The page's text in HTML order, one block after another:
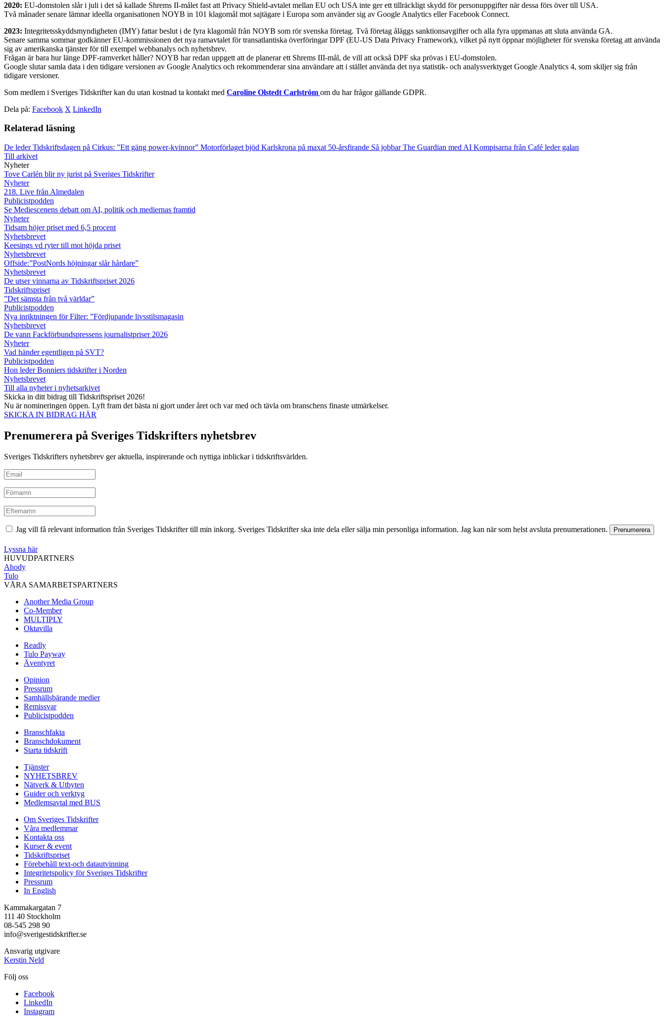
2020: EU-domstolen slår i juli i det så kallade Shrems II-målet fast att Privacy Shield-avtalet mellan EU och USA inte ger ett tillräckligt skydd för personuppgifter när dessa förs över till USA.
Två månader senare lämnar ideella organisationen NOYB in 101 klagomål mot sajtägare i Europa som använder sig av Google Analytics eller Facebook Connect.
2023: Integritetsskyddsmyndigheten (IMY) fattar beslut i de fyra klagomål från NOYB som rör svenska företag. Två företag åläggs sanktionsavgifter och alla fyra uppmanas att sluta använda GA.
Senare samma sommar godkänner EU-kommissionen det nya ramavtalet för transatlantiska överföringar DPF (EU-US Data Privacy Framework), vilket på nytt öppnar möjligheter för svenska företag att använda
sig av amerikanska tjänster för till exempel webbanalys och nyhetsbrev.
Frågan är bara hur länge DPF-ramverket håller? NOYB har redan uppgett att de planerar ett Shrems III-mål, de vill att också DPF ska prövas i EU-domstolen.
Google slutar samla data i den tidigare versionen av Google Analytics och rekommenderar sina användare att i stället använda det nya statistik- och analysverktyget Google Analytics 4, som skiljer sig från
tidigare versioner.
Som medlem i Sveriges Tidskrifter kan du utan kostnad ta kontakt med Caroline Olstedt Carlström om du har frågor gällande GDPR.
Dela på: Facebook X LinkedIn
Relaterad läsning
De leder Tidskriftsdagen på Cirkus: ”Ett gäng power-kvinnor” Motorförlaget bjöd Karlskrona på maxat 50-årsfirande Så jobbar The Guardian med AI Kompisarna från Café leder galan
Till arkivet
Nyheter
Tove Carlén blir ny jurist på Sveriges Tidskrifter
Nyheter
218. Live från Almedalen
Publicistpodden
Se Mediescenens debatt om AI, politik och mediernas framtid
Nyheter
Tidsam höjer priset med 6,5 procent
Nyhetsbrevet
Keesings vd ryter till mot höjda priset
Nyhetsbrevet
Offside:”PostNords höjningar slår hårdare”
Nyhetsbrevet
De utser vinnarna av Tidskriftspriset 2026
Tidskriftspriset
”Det sämsta från två världar”
Publicistpodden
Nya inriktningen för Filter: ”Fördjupande livsstilsmagasin
Nyhetsbrevet
De vann Fackförbundspressens journalistpriser 2026
Nyheter
Vad händer egentligen på SVT?
Publicistpodden
Hon leder Bonniers tidskrifter i Norden
Nyhetsbrevet
Till alla nyheter i nyhetsarkivet
Skicka in ditt bidrag till Tidskriftspriset 2026!
Nu är nomineringen öppen. Lyft fram det bästa ni gjort under året och var med och tävla om branschens finaste utmärkelser.
SKICKA IN BIDRAG HÄR
Prenumerera på Sveriges Tidskrifters nyhetsbrev
Sveriges Tidskrifters nyhetsbrev ger aktuella, inspirerande och nyttiga inblickar i tidskriftsvärlden.
Jag vill få relevant information från Sveriges Tidskrifter till min inkorg. Sveriges Tidskrifter ska inte dela eller sälja min personliga information. Jag kan när som helst avsluta prenumerationen.
Lyssna här
HUVUDPARTNERS
Ahody
Tulo
VÅRA SAMARBETSPARTNERS
Another Media Group
Co-Member
MULTIPLY
Oktavilla
Readly
Tulo Payway
Äventyret
Opinion
Pressrum
Samhällsbärande medier
Remissvar
Publicistpodden
Branschfakta
Branschdokument
Starta tidskrift
Tjänster
NYHETSBREV
Nätverk & Utbyten
Guider och verktyg
Medlemsavtal med BUS
Om Sveriges Tidskrifter
Våra medlemmar
Kontakta oss
Kurser & event
Tidskriftspriset
Förebehåll text-och datautvinning
Integritetspolicy för Sveriges Tidskrifter
Pressrum
In English
Kammakargatan 7
111 40 Stockholm
08-545 298 90
info@sverigestidskrifter.se
Ansvarig utgivare
Kerstin Neld
Följ oss
Facebook
LinkedIn
Instagram